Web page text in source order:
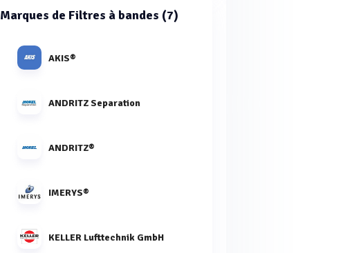
Marques de Filtres à bandes (7)
AKIS®
ANDRITZ Separation
ANDRITZ®
IMERYS®
KELLER Lufttechnik GmbH